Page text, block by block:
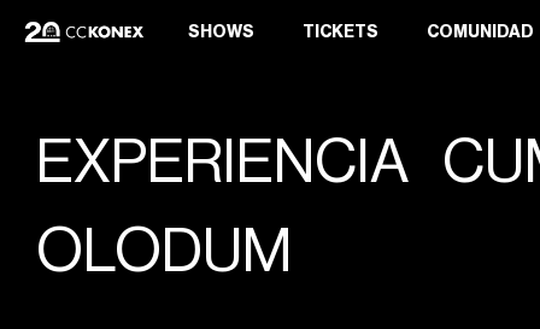
SHOWS TICKETS COMUNIDAD
EXPERIENCIA
OLODUM